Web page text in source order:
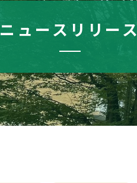
ニュースリリース